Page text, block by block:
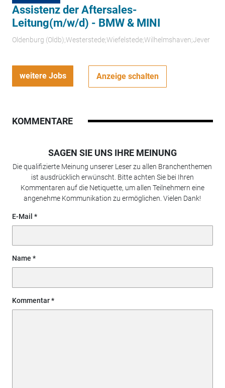
Assistenz der Aftersales-
Leitung(m/w/d) - BMW & MINI
Oldenburg (Oldb);Westerstede;Wiefelstede;Wilhelmshaven;Jever
weitere Jobs Anzeige schalten
KOMMENTARE
SAGEN SIE UNS IHRE MEINUNG
Die qualifizierte Meinung unserer Leser zu allen Branchenthemen
ist ausdrücklich erwünscht. Bitte achten Sie bei Ihren
Kommentaren auf die Netiquette, um allen Teilnehmern eine
angenehme Kommunikation zu ermöglichen. Vielen Dank!
E-Mail
Name
Kommentar